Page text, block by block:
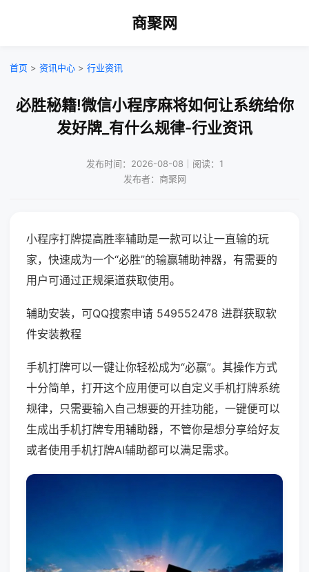
商聚网
首页 > 资讯中心 > 行业资讯
必胜秘籍!微信小程序麻将如何让系统给你
发好牌_有什么规律-行业资讯
发布时间：2026-08-08｜阅读：1
发布者：商聚网
小程序打牌提高胜率辅助是一款可以让一直输的玩
家，快速成为一个“必胜”的输赢辅助神器，有需要的
用户可通过正规渠道获取使用。
辅助安装，可QQ搜索申请 549552478 进群获取软
件安装教程
手机打牌可以一键让你轻松成为“必赢”。其操作方式
十分简单，打开这个应用便可以自定义手机打牌系统
规律，只需要输入自己想要的开挂功能，一键便可以
生成出手机打牌专用辅助器，不管你是想分享给好友
或者使用手机打牌AI辅助都可以满足需求。